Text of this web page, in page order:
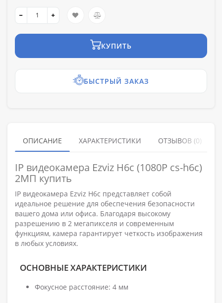
КУПИТЬ
БЫСТРЫЙ ЗАКАЗ
ОПИСАНИЕ ХАРАКТЕРИСТИКИ ОТЗЫВОВ (0)
IP видеокамера Ezviz H6c (1080P cs-h6c)
2МП купить
IP видеокамера Ezviz H6c представляет собой
идеальное решение для обеспечения безопасности
вашего дома или офиса. Благодаря высокому
разрешению в 2 мегапикселя и современным
функциям, камера гарантирует четкость изображения
в любых условиях.
ОСНОВНЫЕ ХАРАКТЕРИСТИКИ
Фокусное расстояние: 4 мм